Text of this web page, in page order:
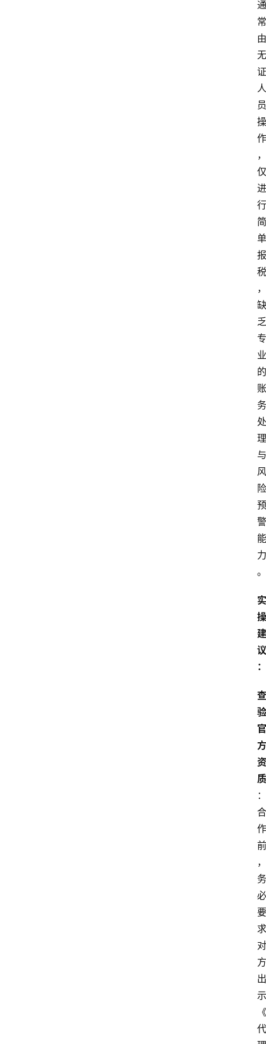
通
常
由
无
证
人
员
操
作
，
仅
进
行
简
单
报
税
，
缺
乏
专
业
的
账
务
处
理
与
风
险
预
警
能
力
。
实
操
建
议
：
查
验
官
方
资
质
：
合
作
前
，
务
必
要
求
对
方
出
示
《
代